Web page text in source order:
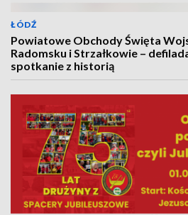
ŁÓDŹ
Powiatowe Obchody Święta
Radomsku i Strzałkowie –
spotkanie z historią